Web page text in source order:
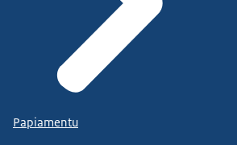
Papiamentu